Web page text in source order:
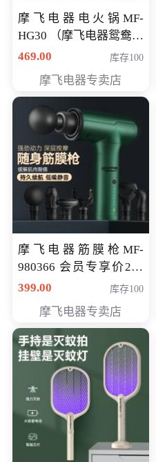
摩飞电器电火锅MF-
HG30 （摩飞电器鸳鸯锅
MF-HG30 ） 会员专享价
469.00 库存100
摩飞电器专卖店
摩飞电器筋膜枪MF-
980366 会员专享价299
元
399.00 库存100
摩飞电器专卖店